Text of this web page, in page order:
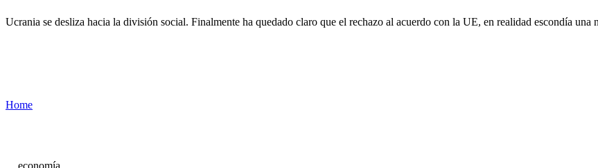
Ucrania se desliza hacia la división social. Finalmente ha quedado claro que el rechazo al acuerdo con la UE, en realidad escondía una
Home
economía